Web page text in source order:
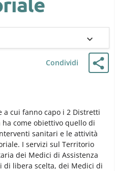
a cui fanno capo i 2 Distretti
ha come obiettivo quello di
sanitari e le attività
I servizi sul Territorio
dei Medici di Assistenza
di libera scelta, dei Medici di
Condividi